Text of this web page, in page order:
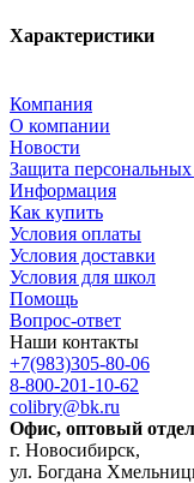
Характеристики
Компания
О компании
Новости
Защита
Информация
Как купить
Условия оплаты
Условия доставки
Условия для школ
Помощь
Вопрос-ответ
Наши контакты
+7(983)305-80-06
8-800-201-10-62
colibry@bk.ru
Офис, оптовый
г. Новосибирск,
ул. Богдана